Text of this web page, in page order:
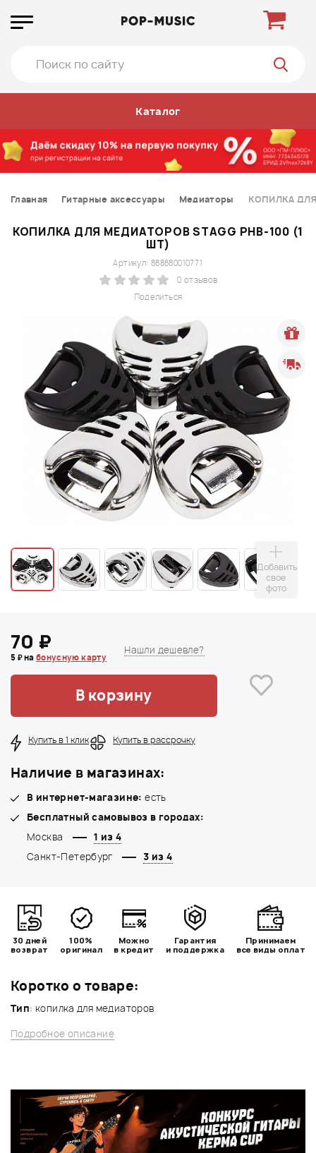
Каталог
Главная Гитарные аксессуары Медиаторы КОПИЛКА ДЛЯ
КОПИЛКА ДЛЯ МЕДИАТОРОВ STAGG PHB-100 (1
ШТ)
Поделиться
Артикул: 888880010771
0 отзывов
Добавить
свое
фото
Коротко о товаре:
Тип: копилка для медиаторов
Подробное описание
70 ₽
5 ₽ на бонусную карту
Нашли дешевле?
В корзину
Купить в 1 клик Купить в рассрочку
Наличие в магазинах:
В интернет-магазине: есть
Бесплатный самовывоз в городах:
Москва
1 из 4
Санкт-Петербург
3 из 4
30 дней
возврат
100%
оригинал
Можно
в кредит
Гарантия
и поддержка
Принимаем
все виды оплат